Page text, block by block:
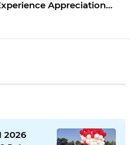
Appreciation
2026